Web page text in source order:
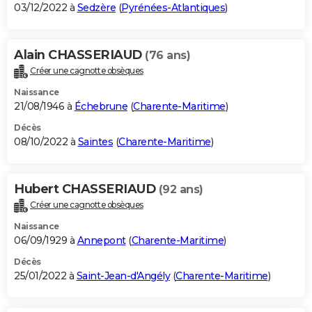
03/12/2022 à Sedzère (Pyrénées-Atlantiques)
Alain CHASSERIAUD (76 ans)
Créer une cagnotte obsèques
Naissance
21/08/1946 à Échebrune (Charente-Maritime)
Décès
08/10/2022 à Saintes (Charente-Maritime)
Hubert CHASSERIAUD (92 ans)
Créer une cagnotte obsèques
Naissance
06/09/1929 à Annepont(Charente-Maritime)
Décès
25/01/2022 à Saint-Jean-d'Angély(Charente-Maritime)